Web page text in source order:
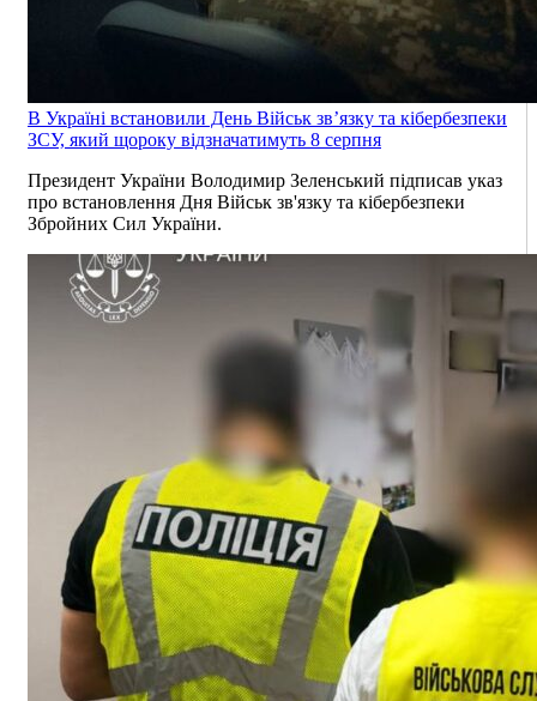
В Україні встановили День Військ зв’язку та кібербезпеки
ЗСУ, який щороку відзначатимуть 8 серпня
Президент України Володимир Зеленський підписав указ
про встановлення Дня Військ зв'язку та кібербезпеки
Збройних Сил України.